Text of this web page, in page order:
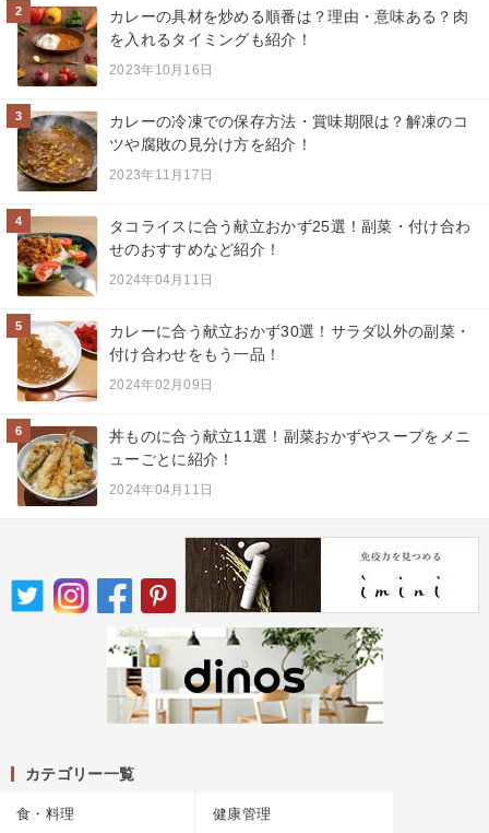
2
カレーの具材を炒める順番は？理由・意味ある？肉
を入れるタイミングも紹介！
2023年10月16日
3
カレーの冷凍での保存方法・賞味期限は？解凍のコ
ツや腐敗の見分け方を紹介！
2023年11月17日
4
タコライスに合う献立おかず25選！副菜・付け合わ
せのおすすめなど紹介！
2024年04月11日
5
カレーに合う献立おかず30選！サラダ以外の副菜・
付け合わせをもう一品！
2024年02月09日
6
丼ものに合う献立11選！副菜おかずやスープをメニ
ューごとに紹介！
2024年04月11日
カテゴリー一覧
食・料理 健康管理